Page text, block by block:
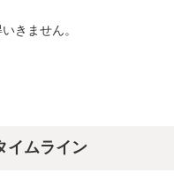
きません。
イムライン